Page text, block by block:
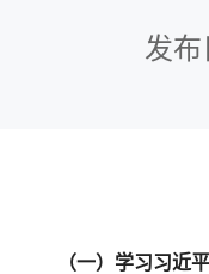
发布
（一）学习习近